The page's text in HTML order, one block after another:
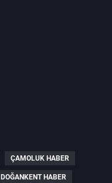
ÇAMOLUK HABER
DOĞANKENT HABER